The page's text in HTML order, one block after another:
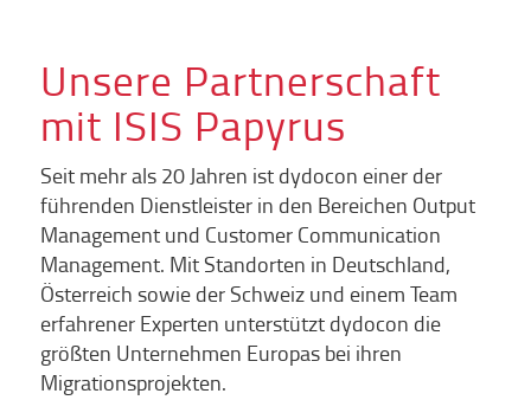
Unsere Partnerschaft
mit ISIS Papyrus
Seit mehr als 20 Jahren ist dydocon einer der
führenden Dienstleister in den Bereichen Output
Management und Customer Communication
Management. Mit Standorten in Deutschland,
Österreich sowie der Schweiz und einem Team
erfahrener Experten unterstützt dydocon die
größten Unternehmen Europas bei ihren
Migrationsprojekten.